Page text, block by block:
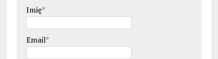
Imię*
Email*